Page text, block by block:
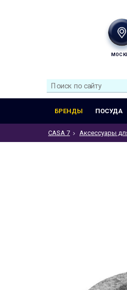
БРЕНДЫ ПОСУДА
CASA 7 Аксессуары